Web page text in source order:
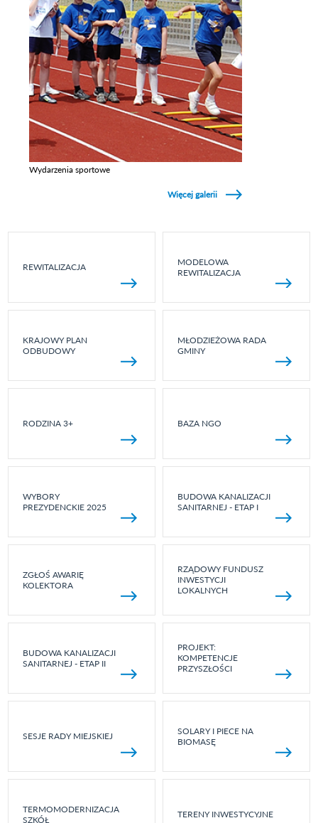
Wydarzenia sportowe
Więcej galerii
REWITALIZACJA
MODELOWA
REWITALIZACJA
KRAJOWY PLAN
ODBUDOWY
MŁODZIEŻOWA RADA
GMINY
RODZINA 3+ BAZA NGO
WYBORY
PREZYDENCKIE 2025
BUDOWA KANALIZACJI
SANITARNEJ - ETAP I
ZGŁOŚ AWARIĘ
KOLEKTORA
RZĄDOWY FUNDUSZ
INWESTYCJI
LOKALNYCH
BUDOWA KANALIZACJI
SANITARNEJ - ETAP II
PROJEKT:
KOMPETENCJE
PRZYSZŁOŚCI
SESJE RADY MIEJSKIEJ
SOLARY I PIECE NA
BIOMASĘ
TERMOMODERNIZACJA
SZKÓŁ
TERENY INWESTYCYJNE